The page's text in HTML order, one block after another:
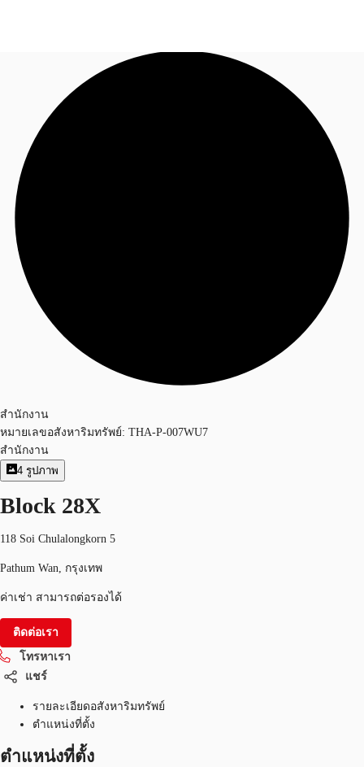
พื้นที่สำนักงาน
เฟล็กสเปซ
+6626246471
สำนักงาน
หมายเลขอสังหาริมทรัพย์: THA-P-007WU7
สำนักงาน
4 รูปภาพ
Block 28X
118 Soi Chulalongkorn 5
Pathum Wan, กรุงเทพ
ค่าเช่า สามารถต่อรองได้
ติดต่อเรา
โทรหาเรา
แชร์
รายละเอียดอสังหาริมทรัพย์
ตำแหน่งที่ตั้ง
ตำแหน่งที่ตั้ง